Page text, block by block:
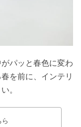
パッと春色に変わ
を前に、インテリ
。